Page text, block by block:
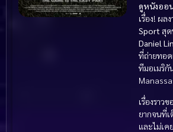
ดูหนังออ
เรื่อง! ผล
Sport สุด
Daniel
ที่ถ่ายทอด
ทีมอเมริกั
เรื่องราว
ยากจนที่
และไม่เ